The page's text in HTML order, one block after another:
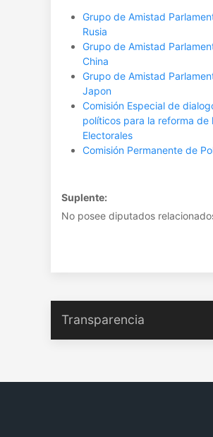
Grupo de Amistad
Rusia
Grupo de Amistad
China
Grupo de Amistad
Japon
Comisión Especial de
políticos para la reforma de
Electorales
Comisión Permanente de
Suplente:
No posee diputados
Transparencia